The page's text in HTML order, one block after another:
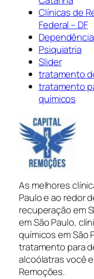
Clínicas de
Federal – DF
Psiquiatria
Slider
tratamento
tratamento
químicos
As melhores
Paulo e ao redor
recuperação em
em São Paulo,
químicos em São
tratamento para
alcoólatras você
Remoções.